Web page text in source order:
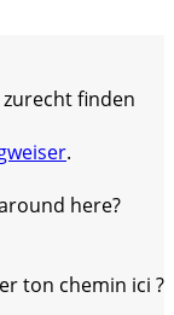
finden
.
here?
ton chemin ici ?